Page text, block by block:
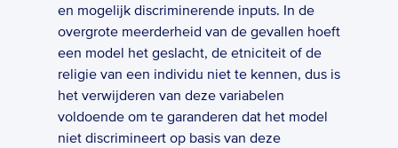
en mogelijk discriminerende inputs. In de
overgrote meerderheid van de gevallen hoeft
een model het geslacht, de etniciteit of de
religie van een individu niet te kennen, dus is
het verwijderen van deze variabelen
voldoende om te garanderen dat het model
niet discrimineert op basis van deze